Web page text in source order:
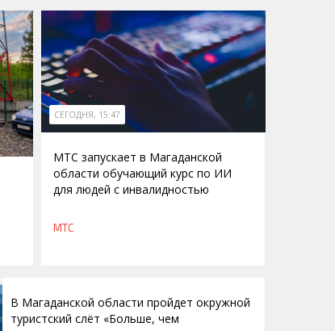
СЕГОДНЯ, 15:47
МТС запускает в Магаданской
области обучающий курс по ИИ
для людей с инвалидностью
МТС
В Магаданской области пройдет окружной
туристский слёт «Больше, чем